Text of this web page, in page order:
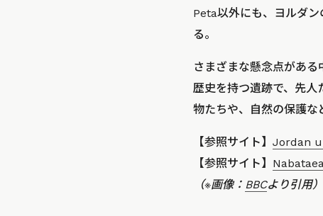
Peta以外にも、ヨルダ
る。
さまざまな懸念点があ
歴史を持つ遺跡で、先人
物たちや、自然の保護な
【参照サイト】 Jordan
【参照サイト】
（※画像： BBCより引用）